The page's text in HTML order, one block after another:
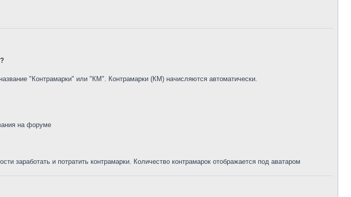
"Контрамарки" или "КМ". Контрамарки (КМ) начисляются автоматически.
на форуме
заработать и потратить контрамарки. Количество контрамарок отображается под аватаром